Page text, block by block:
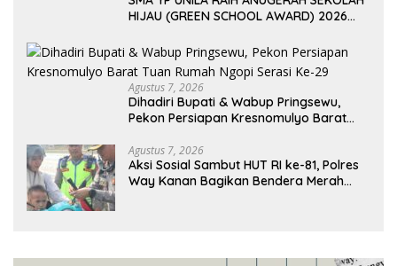
HIJAU (GREEN SCHOOL AWARD) 2026
Agustus 7, 2026
Dihadiri Bupati & Wabup Pringsewu,
Pekon Persiapan Kresnomulyo Barat
Agustus 7, 2026
Aksi Sosial Sambut HUT RI ke-81, Polres
Way Kanan Bagikan Bendera Merah